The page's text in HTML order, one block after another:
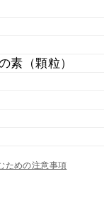
素（顆粒）
ための注意事項